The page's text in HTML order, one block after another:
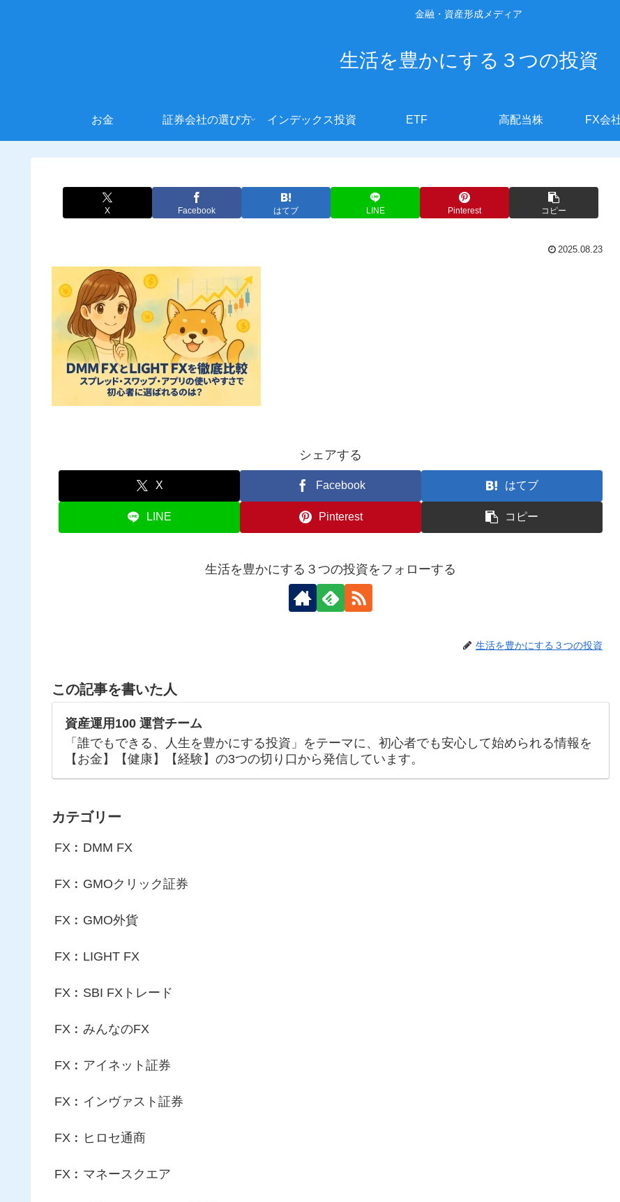
金融・資産形成メディア
生活を豊かにする３つの投資
お金 証券会社の選び方 インデックス投資 ETF 高配当株 FX会
X Facebook はてブ LINE Pinterest コピー
2025.08.23
シェアする
X Facebook はてブ
LINE Pinterest コピー
生活を豊かにする３つの投資をフォローする
生活を豊かにする３つの投資
この記事を書いた人
資産運用100 運営チーム
「誰でもできる、人生を豊かにする投資」をテーマに、初心者でも安心して始められる情報を
【お金】【健康】【経験】の3つの切り口から発信しています。
カテゴリー
FX︰DMM FX
FX︰GMOクリック証券
FX︰GMO外貨
FX︰LIGHT FX
FX︰SBI FXトレード
FX︰みんなのFX
FX︰アイネット証券
FX︰インヴァスト証券
FX︰ヒロセ通商
FX︰マネースクエア